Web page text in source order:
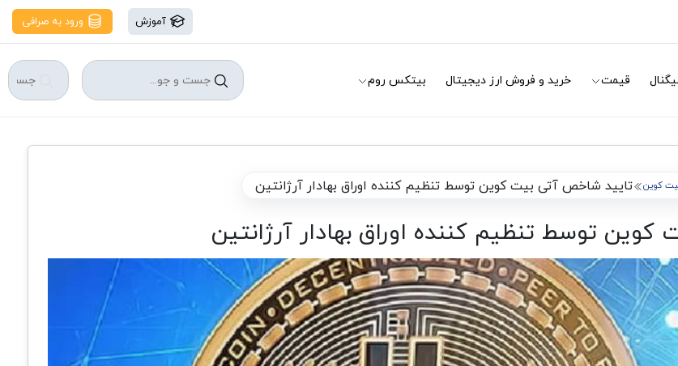
آموزش ورود به صرافی
قیمت خرید و فروش ارز دیجیتال بیتکس روم
کوین تایید شاخص آتی بیت کوین توسط تنظیم کننده اوراق بهادار آرژانتین
توسط تنظیم کننده اوراق بهادار آرژانتین